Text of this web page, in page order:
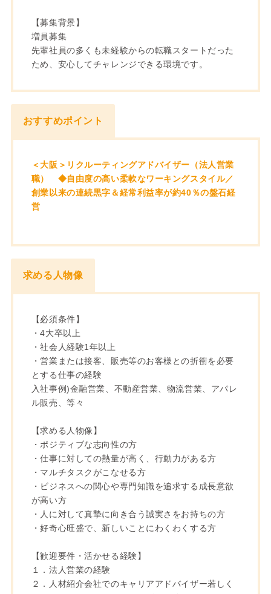
【募集背景】
増員募集
先輩社員の多くも未経験からの転職スタートだった
ため、安心してチャレンジできる環境です。
おすすめポイント
＜大阪＞リクルーティングアドバイザー（法人営業
職） ◆自由度の高い柔軟なワーキングスタイル／
創業以来の連続黒字＆経常利益率が約40％の盤石経
営
求める人物像
【必須条件】
・4大卒以上
・社会人経験1年以上
・営業または接客、販売等のお客様との折衝を必要
とする仕事の経験
入社事例)金融営業、不動産営業、物流営業、アパレ
ル販売、等々
【求める人物像】
・ポジティブな志向性の方
・仕事に対しての熱量が高く、行動力がある方
・マルチタスクがこなせる方
・ビジネスへの関心や専門知識を追求する成長意欲
が高い方
・人に対して真摯に向き合う誠実さをお持ちの方
・好奇心旺盛で、新しいことにわくわくする方
【歓迎要件・活かせる経験】
１．法人営業の経験
２．人材紹介会社でのキャリアアドバイザー若しく